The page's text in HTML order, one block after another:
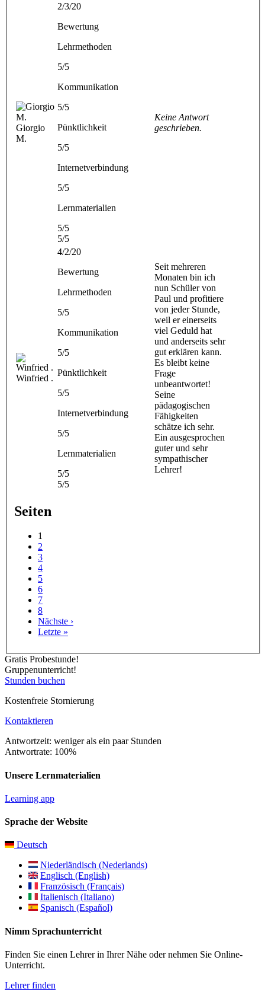
Giorgio
M.
2/3/20
Bewertung
Lehrmethoden
5/5
Kommunikation
5/5
Pünktlichkeit
5/5
Internetverbindung
5/5
Lernmaterialien
5/5
5/5
Keine Antwort
geschrieben.
Winfried .
4/2/20
Bewertung
Lehrmethoden
5/5
Kommunikation
5/5
Pünktlichkeit
5/5
Internetverbindung
5/5
Lernmaterialien
5/5
5/5
Seit mehreren
Monaten bin ich
nun Schüler von
Paul und profitiere
von jeder Stunde,
weil er einerseits
viel Geduld hat
und anderseits sehr
gut erklären kann.
Es bleibt keine
Frage
unbeantwortet!
Seine
pädagogischen
Fähigkeiten
schätze ich sehr.
Ein ausgesprochen
guter und sehr
sympathischer
Lehrer!
Seiten
1
2
3
4
5
6
7
8
Nächste ›
Letzte »
Gratis Probestunde!
Gruppenunterricht!
Stunden buchen
Kostenfreie Stornierung
Kontaktieren
Antwortzeit: weniger als ein paar Stunden
Antwortrate: 100%
Unsere Lernmaterialien
Learning app
Sprache der Website
Deutsch
Niederländisch (Nederlands)
Englisch (English)
Französisch (Français)
Italienisch (Italiano)
Spanisch (Español)
Nimm Sprachunterricht
Finden Sie einen Lehrer in Ihrer Nähe oder nehmen Sie Online-
Unterricht.
Lehrer finden